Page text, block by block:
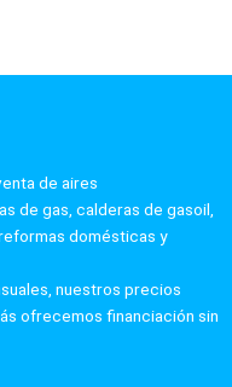
de aires
de gas, calderas de gasoil,
domésticas y
nuestros precios
ofrecemos financiación sin